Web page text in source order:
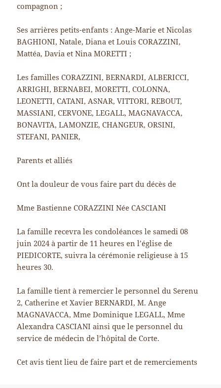
compagnon ;
Ses arrières petits-enfants : Ange-Marie et Nicolas
BAGHIONI, Natale, Diana et Louis CORAZZINI,
Mattéa, Davia et Nina MORETTI ;
Les familles CORAZZINI, BERNARDI, ALBERICCI,
ARRIGHI, BERNABEI, MORETTI, COLONNA,
LEONETTI, CATANI, ASNAR, VITTORI, REBOUT,
MASSIANI, CERVONE, LEGALL, MAGNAVACCA,
BONAVITA, LAMONZIE, CHANGEUR, ORSINI,
STEFANI, PANIER,
Parents et alliés
Ont la douleur de vous faire part du décès de
Mme Bastienne CORAZZINI Née CASCIANI
La famille recevra les condoléances le samedi 08
juin 2024 à partir de 11 heures en l’église de
PIEDICORTE, suivra la cérémonie religieuse à 15
heures 30.
La famille tient à remercier le personnel du Serenu
2, Catherine et Xavier BERNARDI, M. Ange
MAGNAVACCA, Mme Dominique LEGALL, Mme
Alexandra CASCIANI ainsi que le personnel du
service de médecin de l’hôpital de Corte.
Cet avis tient lieu de faire part et de remerciements